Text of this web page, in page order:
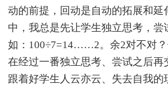
动的前提，回动是自动的拓展和延
中，我总是先让学生独立思考，尝
如：100÷7=14……2。余2对不对
在经过一番独立思考、尝试之后再
跟着好学生人云亦云、失去自我的